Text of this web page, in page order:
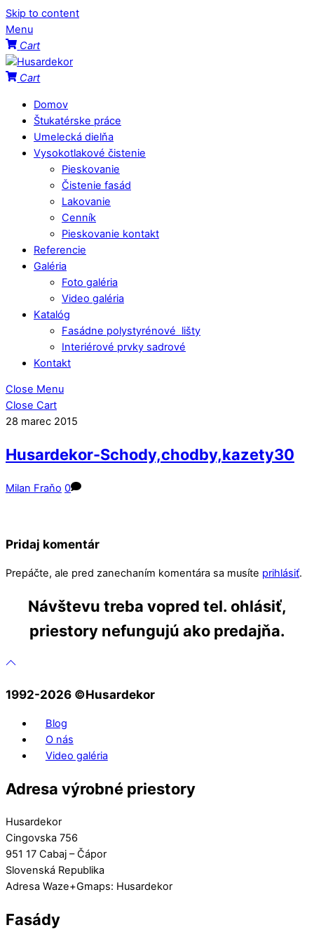
Skip to content
Menu
Cart
Cart
Domov
Štukatérske práce
Umelecká dielňa
Vysokotlakové čistenie
Pieskovanie
Čistenie fasád
Lakovanie
Cenník
Pieskovanie kontakt
Referencie
Galéria
Foto galéria
Video galéria
Katalóg
Fasádne polystyrénové lišty
Interiérové prvky sadrové
Kontakt
Close Menu
Close Cart
28 marec 2015
Husardekor-Schody,chodby,kazety30
Milan Fraňo 0
Pridaj komentár
Prepáčte, ale pred zanechaním komentára sa musíte prihlásiť.
Návštevu treba vopred tel. ohlásiť,
priestory nefungujú ako predajňa.
1992-2026 ©️Husardekor
Blog
O nás
Video galéria
Adresa výrobné priestory
Husardekor
Cingovska 756
951 17 Cabaj – Čápor
Slovenská Republika
Adresa Waze+Gmaps: Husardekor
Fasády